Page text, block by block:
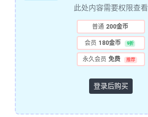
此处内容需要权限查看
普通 200金币
会员 180金币 9折
永久会员 免费 推荐
登录后购买